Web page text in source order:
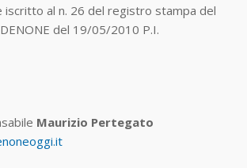
iscritto al n. 26 del registro stampa del
del 19/05/2010 P.I.
Maurizio Pertegato